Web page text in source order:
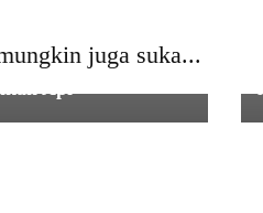
juga suka...
0109/Munjul Bantu